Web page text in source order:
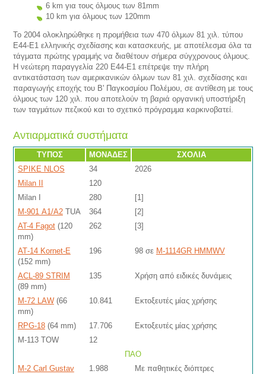
6 km για τους όλμους των 81mm
10 km για όλμους των 120mm
Το 2004 ολοκληρώθηκε η προμήθεια των 470 όλμων 81 χιλ. τύπου
Ε44-Ε1 ελληνικής σχεδίασης και κατασκευής, με αποτέλεσμα όλα τα
τάγματα πρώτης γραμμής να διαθέτουν σήμερα σύγχρονους όλμους.
Η νεώτερη παραγγελία 220 Ε44-Ε1 επέτρεψε την πλήρη
αντικατάσταση των αμερικανικών όλμων των 81 χιλ. σχεδίασης και
παραγωγής εποχής του Β' Παγκοσμίου Πολέμου, σε αντίθεση με τους
όλμους των 120 χιλ. που αποτελούν τη βαριά οργανική υποστήριξη
των ταγμάτων πεζικού και το σχετικό πρόγραμμα καρκινοβατεί.
Αντιαρματικά συστήματα
ΤΥΠΟΣ ΜΟΝΑΔΕΣ
ΣΧΟΛΙΑ
SPIKE NLOS
34
2026
Milan ΙΙ
120
Milan Ι
280
[1]
M-901 Α1/Α2TUA 364
[2]
AT-4 Fagot(120
mm)
262 [3]
ΑΤ-14 Kornet-E
(152 mm)
196 98 σε M-1114GR HMMWV
ACL-89 STRIM
(89 mm)
135 Χρήση από ειδικές δυνάμεις
M-72 LAW(66
mm)
10.841 Εκτοξευτές μίας χρήσης
RPG-18(64 mm) 17.706
Εκτοξευτές μίας χρήσης
M-113 TOW
12
ΠΑΟ
M-2 Carl Gustav
1.988
Mε παθητικές διόπτρες